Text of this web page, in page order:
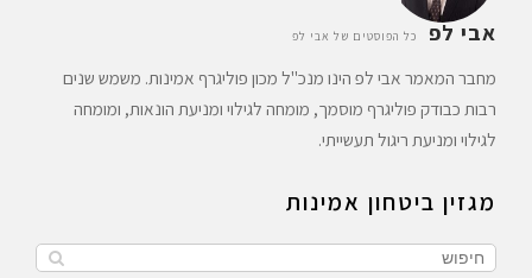
אבי לפ כל הפוסטים של אבי לפ
מחבר המאמר אבי לפ הינו מנכ"ל מכון פוליגרף אמינות. משמש שנים
רבות כבודק פוליגרף מוסמך, מומחה לגילוי ומניעת הונאות, ומומחה
לגילוי ומניעת ריגול תעשייתי.
מגזין ביטחון אמינות